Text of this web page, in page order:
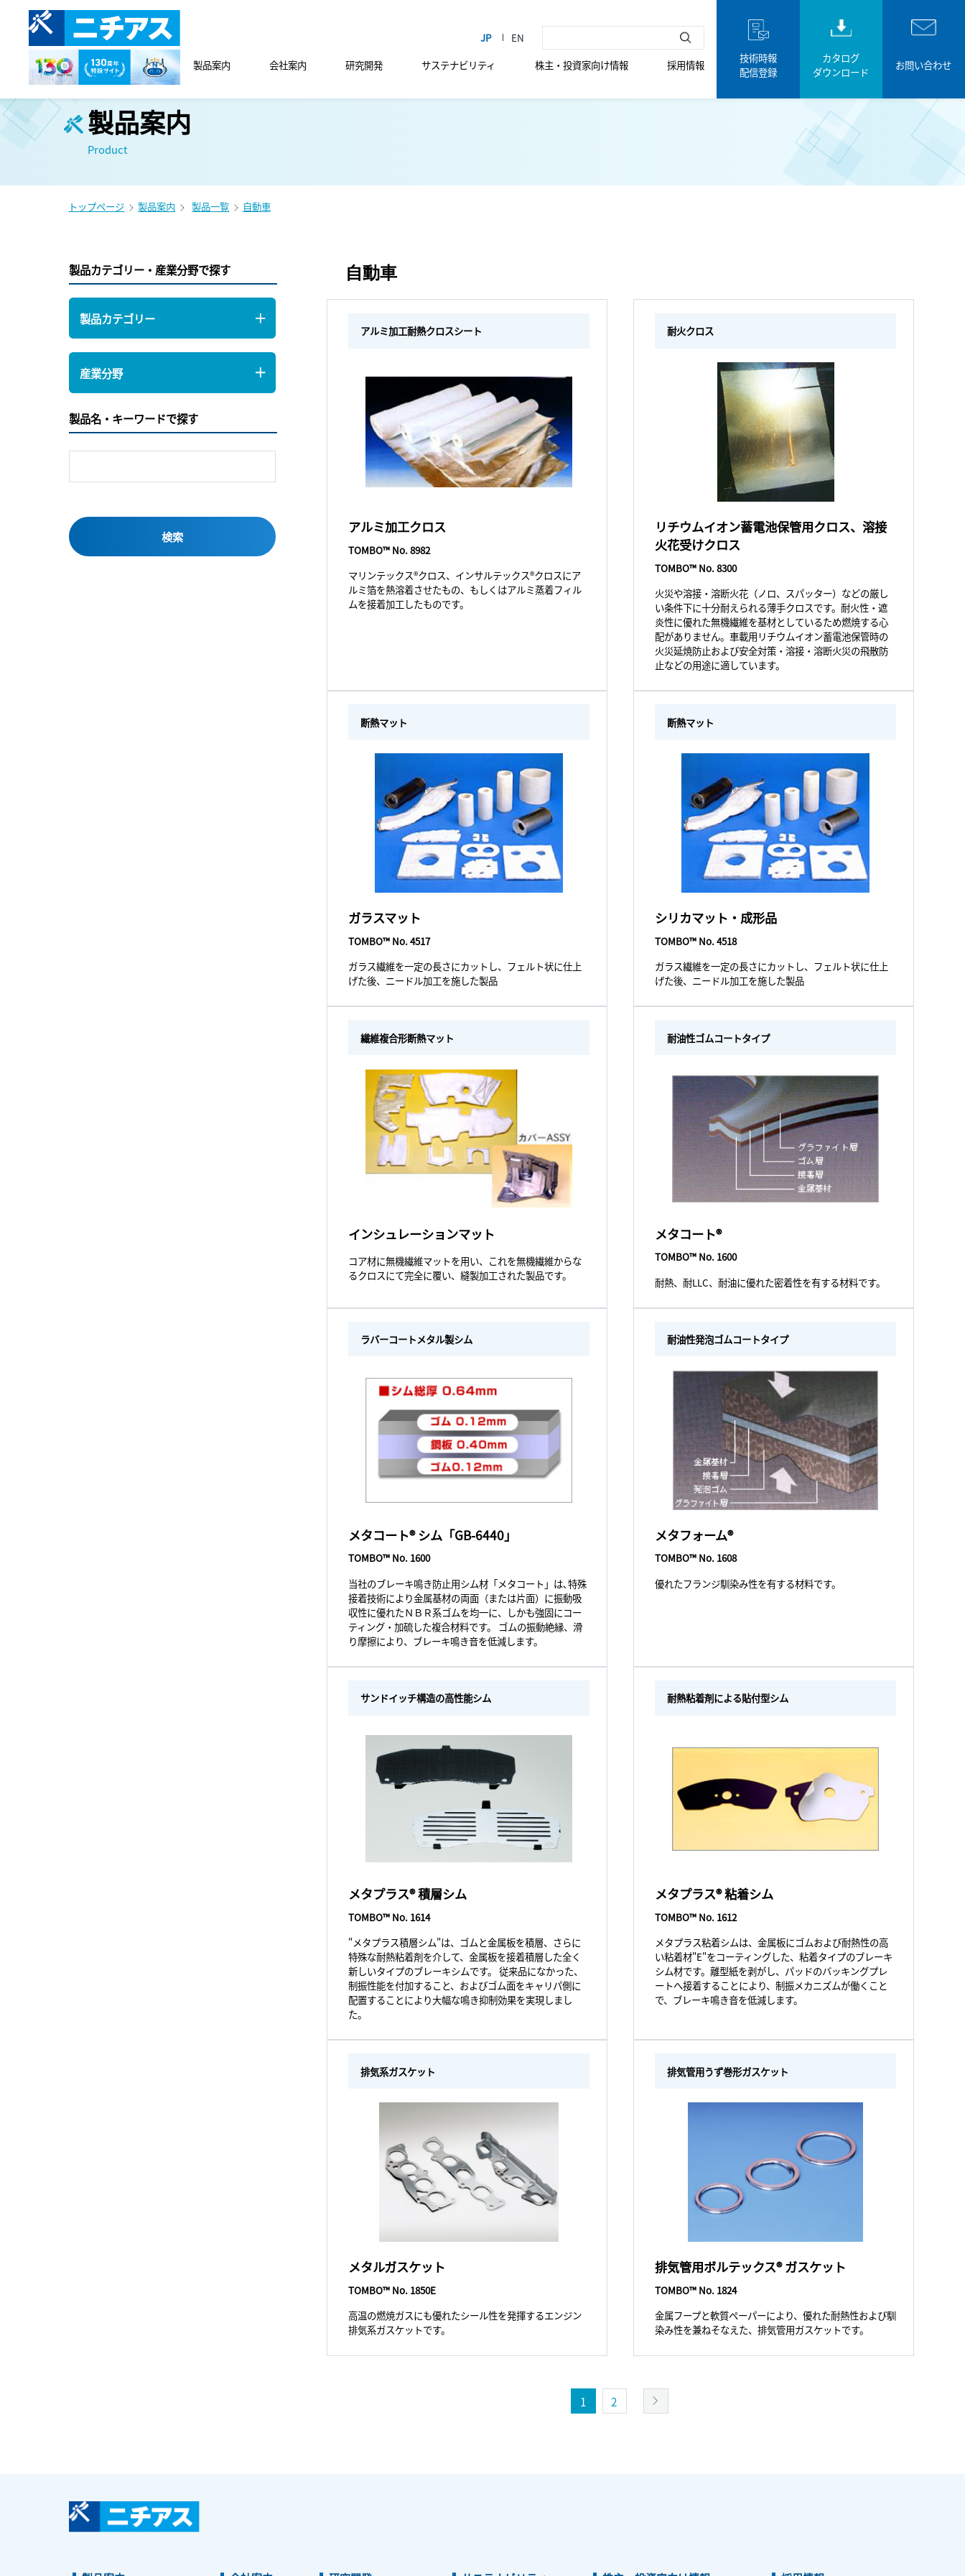
製品案内 会社案内 研究開発 サステナビリティ 株主・投資家向け情報 採用情報
技術時報
配信登録
カタログ
ダウンロード
お問い合わせ
製品案内
Product
トップページ 製品案内 製品一覧 自動車
製品カテゴリー・産業分野で探す
製品カテゴリー
産業分野
製品名・キーワードで探す
自動車
アルミ加工耐熱クロスシート
アルミ加工クロス
TOMBO™ No. 8982
マリンテックス®クロス、インサルテックス®クロスにア
ルミ箔を熱溶着させたもの、もしくはアルミ蒸着フィル
ムを接着加工したものです。
耐火クロス
リチウムイオン蓄電池保管用クロス、溶接
火花受けクロス
TOMBO™ No. 8300
火災や溶接・溶断火花（ノロ、スパッター）などの厳し
い条件下に十分耐えられる薄手クロスです。耐火性・遮
炎性に優れた無機繊維を基材としているため燃焼する心
配がありません。車載用リチウムイオン蓄電池保管時の
火災延焼防止および安全対策・溶接・溶断火災の飛散防
止などの用途に適しています。
断熱マット
ガラスマット
TOMBO™ No. 4517
ガラス繊維を一定の長さにカットし、フェルト状に仕上
げた後、ニードル加工を施した製品
断熱マット
シリカマット・成形品
TOMBO™ No. 4518
ガラス繊維を一定の長さにカットし、フェルト状に仕上
げた後、ニードル加工を施した製品
繊維複合形断熱マット
インシュレーションマット
コア材に無機繊維マットを用い、これを無機繊維からな
るクロスにて完全に覆い、縫製加工された製品です。
耐油性ゴムコートタイプ
メタコート®
TOMBO™ No. 1600
耐熱、耐LLC、耐油に優れた密着性を有する材料です。
ラバーコートメタル製シム
メタコート® シム「GB-6440」
TOMBO™ No. 1600
当社のブレーキ鳴き防止用シム材「メタコート」は､特殊
接着技術により金属基材の両面（または片面）に振動吸
収性に優れたＮＢＲ系ゴムを均一に、しかも強固にコー
ティング・加硫した複合材料です。 ゴムの振動絶縁、滑
り摩擦により、ブレーキ鳴き音を低減します。
耐油性発泡ゴムコートタイプ
メタフォーム®
TOMBO™ No. 1608
優れたフランジ馴染み性を有する材料です。
サンドイッチ構造の高性能シム
メタプラス® 積層シム
TOMBO™ No. 1614
"メタプラス積層シム"は、ゴムと金属板を積層、さらに
特殊な耐熱粘着剤を介して、金属板を接着積層した全く
新しいタイプのブレーキシムです。 従来品になかった、
制振性能を付加すること、およびゴム面をキャリパ側に
配置することにより大幅な鳴き抑制効果を実現しまし
た。
耐熱粘着剤による貼付型シム
メタプラス® 粘着シム
TOMBO™ No. 1612
メタプラス粘着シムは、金属板にゴムおよび耐熱性の高
い粘着材"E"をコーティングした、粘着タイプのブレーキ
シム材です。離型紙を剥がし、パッドのバッキングプレ
ートへ接着することにより、制振メカニズムが働くこと
で、ブレーキ鳴き音を低減します。
排気系ガスケット
メタルガスケット
TOMBO™ No. 1850E
高温の燃焼ガスにも優れたシール性を発揮するエンジン
排気系ガスケットです。
排気管用うず巻形ガスケット
排気管用ボルテックス® ガスケット
TOMBO™ No. 1824
金属フープと軟質ペーパーにより、優れた耐熱性および馴
染み性を兼ねそなえた、排気管用ガスケットです。
1 2